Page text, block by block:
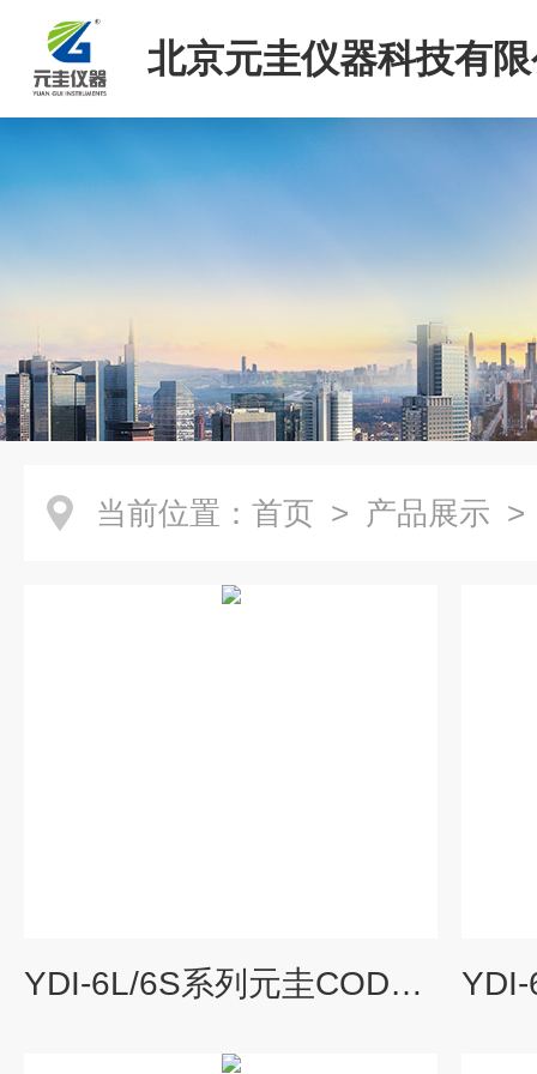
北京元圭仪器科技有
当前位置： 首页 > 产品展示
YDI-6L/6S系列元圭COD消解器